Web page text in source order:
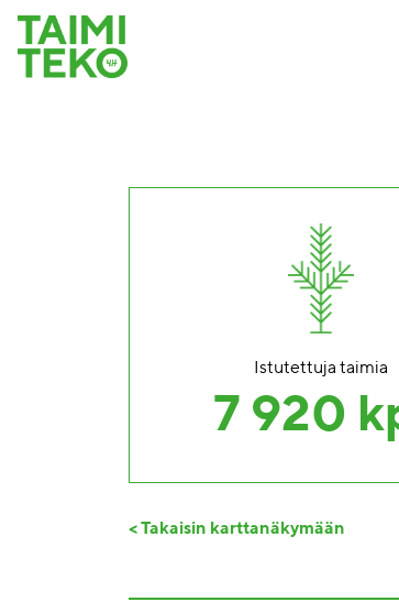
Istutettuja taimia
7 920
< Takaisin karttanäkymään